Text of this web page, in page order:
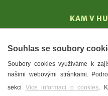
KAM V
T. G.
Souhlas se soubory
Soubory cookies využíváme k
našimi webovými stránkami.
sekci Více informací o cookies.